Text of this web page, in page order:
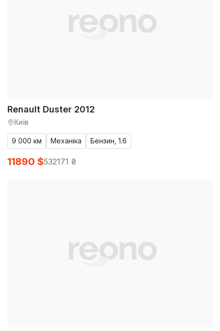
Renault Duster 2012
Київ
9 000 км Механіка Бензин, 1.6
11890 $532171 ₴